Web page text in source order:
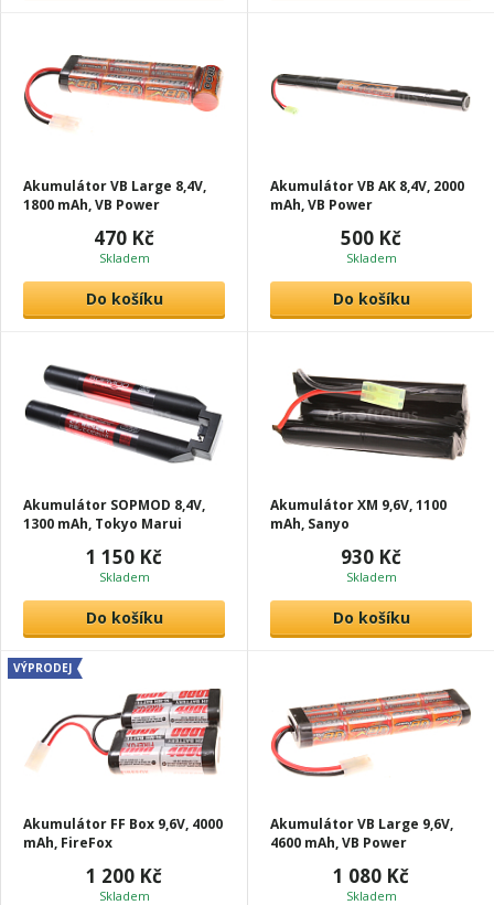
Akumulátor VB Large 8,4V,
1800 mAh, VB Power
470 Kč
Skladem
Do košíku
Akumulátor VB AK 8,4V, 2000
mAh, VB Power
500 Kč
Skladem
Do košíku
Akumulátor SOPMOD 8,4V,
1300 mAh, Tokyo Marui
1 150 Kč
Skladem
Do košíku
Akumulátor XM 9,6V, 1100
mAh, Sanyo
930 Kč
Skladem
Do košíku
Akumulátor FF Box 9,6V, 4000
mAh, FireFox
1 200 Kč
Skladem
VÝPRODEJ
Akumulátor VB Large 9,6V,
4600 mAh, VB Power
1 080 Kč
Skladem